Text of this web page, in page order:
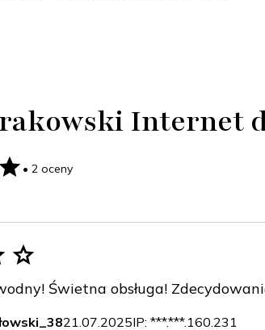
Internet
• 2 oceny
Świetna obsługa!
21.07.2025IP: ***.***.160.231